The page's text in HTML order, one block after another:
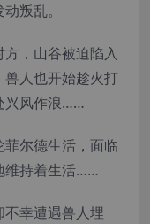
叛乱。
，山谷被迫陷入
人也开始趁火打
兴风作浪……
尔德生活，面临
维持着生活……
幸遭遇兽人埋